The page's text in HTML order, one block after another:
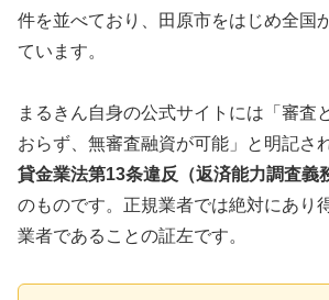
件を並べており、田原市をはじめ全国
ています。
まるきん自身の公式サイトには「審査
おらず、無審査融資が可能」と明記さ
貸金業法第13条違反（返済能力調査義
のものです。正規業者では絶対にあり
業者であることの証左です。